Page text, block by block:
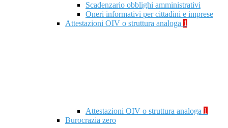
Scadenzario obblighi amministrativi
Oneri informativi per cittadini e imprese
Attestazioni OIV o struttura analoga 1
Attestazioni OIV o struttura analoga 1
Burocrazia zero